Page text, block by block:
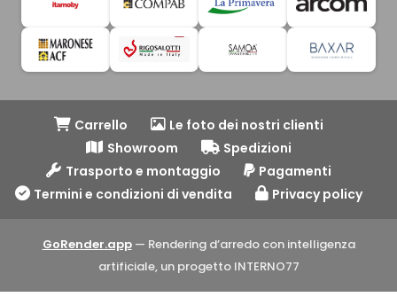
Carrello
Le foto dei nostri clienti
Showroom
Spedizioni
Trasporto e montaggio
Pagamenti
Termini e condizioni di vendita
Privacy policy
GoRender.app— Rendering d’arredo con intelligenza
artificiale, un progetto INTERNO77